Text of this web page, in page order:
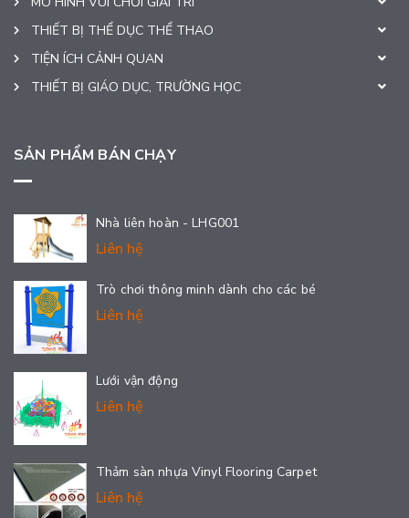
THIẾT BỊ THỂ DỤC THỂ THAO
TIỆN ÍCH CẢNH QUAN
THIẾT BỊ GIÁO DỤC, TRƯỜNG HỌC
SẢN PHẨM BÁN CHẠY
Nhà liên hoàn - LHG001
Liên hệ
Trò chơi thông minh dành cho các bé
Liên hệ
Lưới vận động
Liên hệ
Thảm sàn nhựa Vinyl Flooring Carpet
Liên hệ